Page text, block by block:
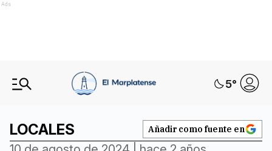
Ads
5°
LOCALES Añadir como fuente en